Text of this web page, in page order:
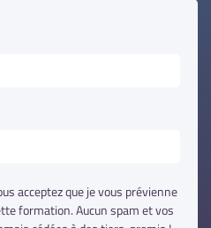
acceptez que je vous prévienne
formation. Aucun spam et vos